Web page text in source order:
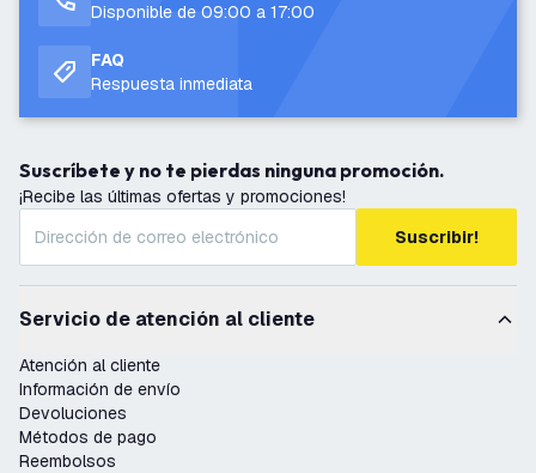
Disponible de 09:00 a 17:00
FAQ
Respuesta inmediata
Suscríbete y no te pierdas ninguna promoción.
¡Recibe las últimas ofertas y promociones!
Suscribir!
Servicio de atención al cliente
Atención al cliente
Información de envío
Devoluciones
Métodos de pago
Reembolsos